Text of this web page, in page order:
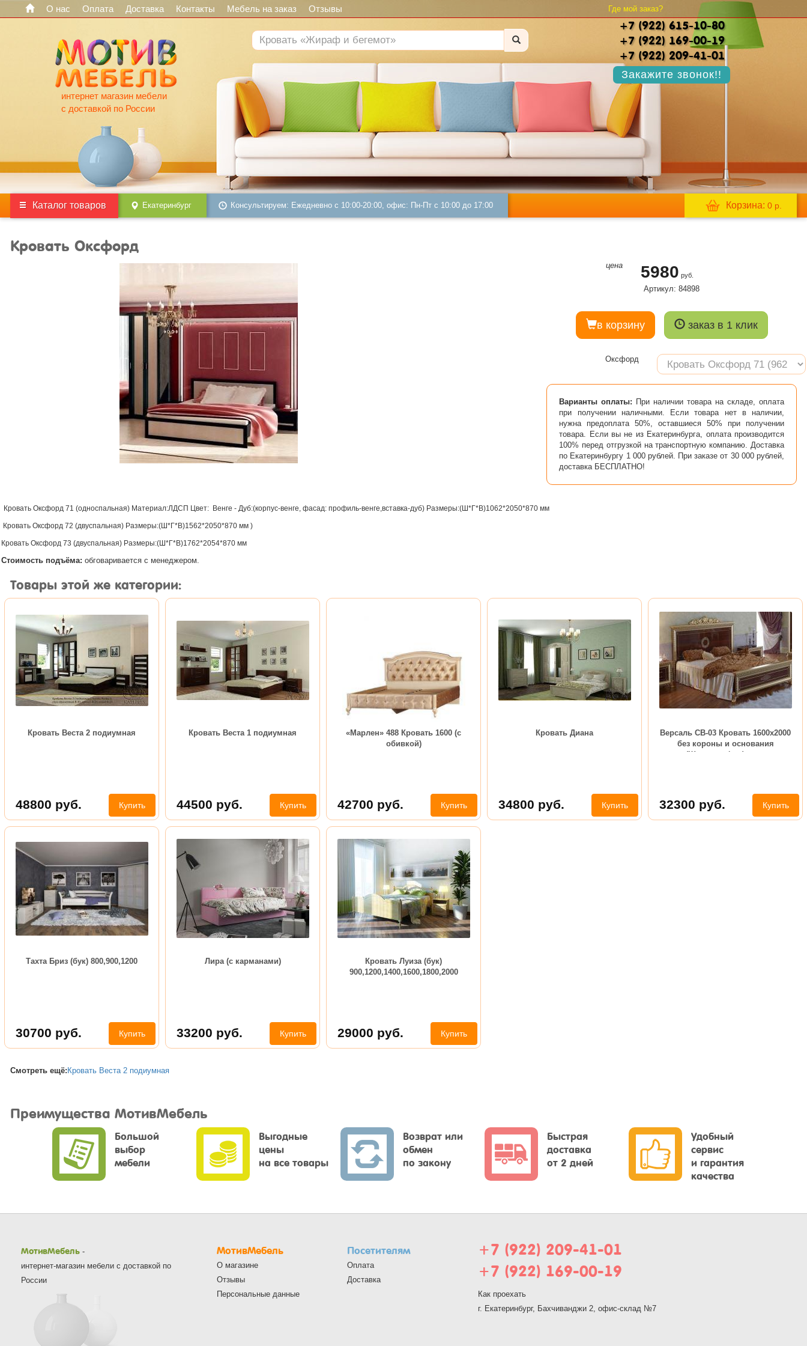
О нас Оплата Доставка Контакты Мебель на заказ Отзывы Где мой заказ?
интернет магазин мебели
с доставкой по России
+7 (922) 615-10-80
+7 (922) 169-00-19
+7 (922) 209-41-01
Закажите звонок!!
Каталог товаров Екатеринбург Консультируем: Ежедневно с 10:00-20:00, офис: Пн-Пт с 10:00 до 17:00 Корзина: 0 р.
Кровать Оксфорд
цена 5980 руб.
Артикул: 84898
в корзину заказ в 1 клик
Оксфорд
Варианты оплаты: При наличии товара на складе, оплата
при получении наличными. Если товара нет в наличии,
нужна предоплата 50%, оставшиеся 50% при получении
товара. Если вы не из Екатеринбурга, оплата производится
100% перед отгрузкой на транспортную компанию. Доставка
по Екатеринбургу 1 000 рублей. При заказе от 30 000 рублей,
доставка БЕСПЛАТНО!
Кровать Оксфорд 71 (односпальная) Материал:ЛДСП Цвет: Венге - Дуб:(корпус-венге, фасад: профиль-венге,вставка-дуб) Размеры:(Ш*Г*В)1062*2050*870 мм
Кровать Оксфорд 72 (двуспальная) Размеры:(Ш*Г*В)1562*2050*870 мм )
Кровать Оксфорд 73 (двуспальная) Размеры:(Ш*Г*В)1762*2054*870 мм
Стоимость подъёма: обговаривается с менеджером.
Товары этой же категории:
Кровать Веста 2 подиумная
48800 руб. Купить
Кровать Веста 1 подиумная
44500 руб. Купить
«Марлен» 488 Кровать 1600 (с
обивкой)
42700 руб. Купить
Кровать Диана
34800 руб. Купить
Версаль СВ-03 Кровать 1600х2000
без короны и основания
(Шелкография) орех
32300 руб. Купить
Тахта Бриз (бук) 800,900,1200
30700 руб. Купить
Лира (с карманами)
33200 руб. Купить
Кровать Луиза (бук)
900,1200,1400,1600,1800,2000
29000 руб. Купить
Смотреть ещё: Кровать Веста 2 подиумная
Преимущества МотивМебель
Большой
выбор
мебели
Выгодные
цены
на все товары
Возврат или
обмен
по закону
Быстрая
доставка
от 2 дней
Удобный
сервис
и гарантия
качества
МотивМебель -
интернет-магазин мебели с доставкой по
России
МотивМебель
О магазине
Отзывы
Персональные данные
Посетителям
Оплата
Доставка
+7 (922) 209-41-01
+7 (922) 169-00-19
Как проехать
г. Екатеринбург, Бахчиванджи 2, офис-склад №7